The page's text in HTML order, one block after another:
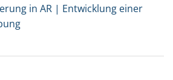
in AR | Entwicklung einer